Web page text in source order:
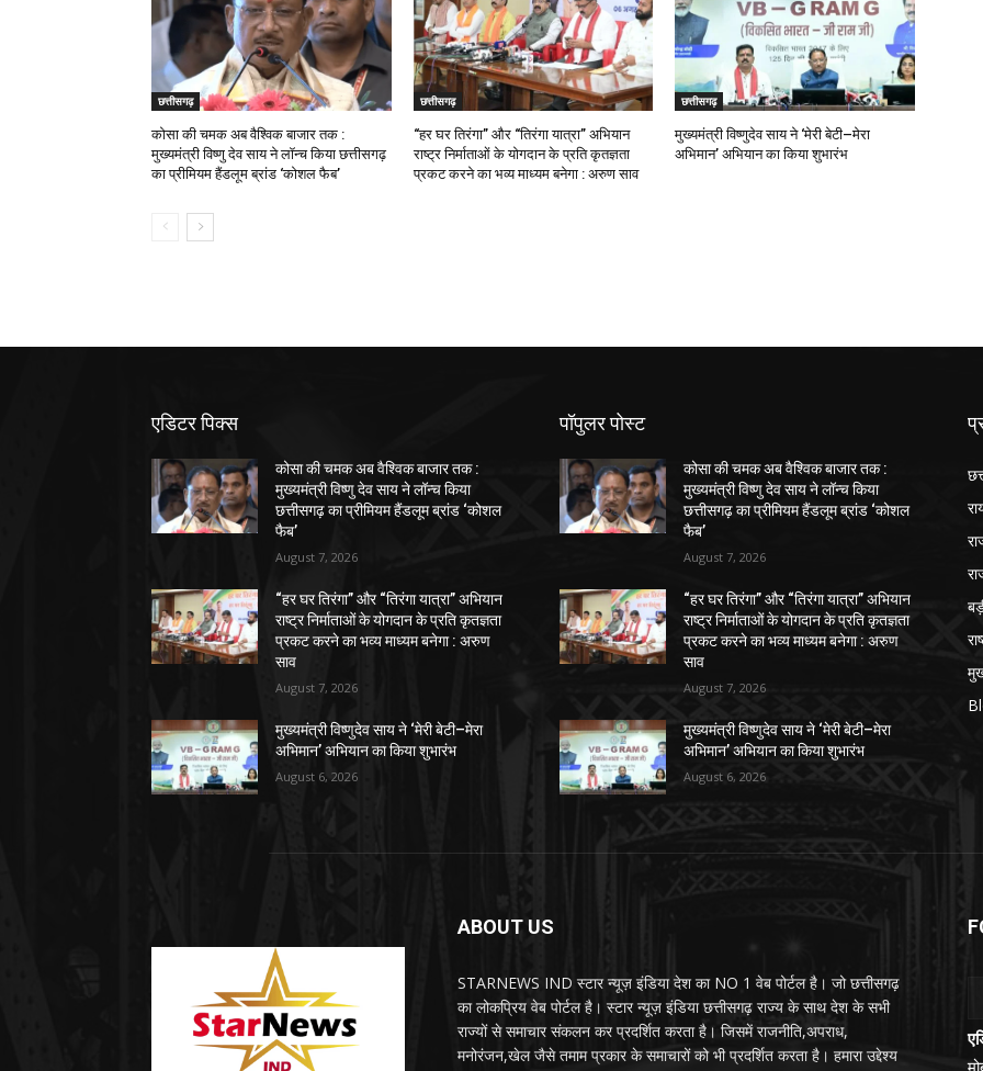
छत्तीसगढ़
कोसा की चमक अब वैश्विक बाजार तक :
मुख्यमंत्री विष्णु देव साय ने लॉन्च किया छत्तीसगढ़
का प्रीमियम हैंडलूम ब्रांड ‘कोशल फैब’
छत्तीसगढ़
“हर घर तिरंगा” और “तिरंगा यात्रा” अभियान
राष्ट्र निर्माताओं के योगदान के प्रति कृतज्ञता
प्रकट करने का भव्य माध्यम बनेगा : अरुण साव
छत्तीसगढ़
मुख्यमंत्री विष्णुदेव साय ने ‘मेरी बेटी–मेरा
अभिमान’ अभियान का किया शुभारंभ
एडिटर पिक्स
कोसा की चमक अब वैश्विक बाजार तक :
मुख्यमंत्री विष्णु देव साय ने लॉन्च किया
छत्तीसगढ़ का प्रीमियम हैंडलूम ब्रांड ‘कोशल
फैब’
August 7, 2026
“हर घर तिरंगा” और “तिरंगा यात्रा” अभियान
राष्ट्र निर्माताओं के योगदान के प्रति कृतज्ञता
प्रकट करने का भव्य माध्यम बनेगा : अरुण
साव
August 7, 2026
मुख्यमंत्री विष्णुदेव साय ने ‘मेरी बेटी–मेरा
अभिमान’ अभियान का किया शुभारंभ
August 6, 2026
पॉपुलर पोस्ट
कोसा की चमक अब वैश्विक बाजार तक :
मुख्यमंत्री विष्णु देव साय ने लॉन्च किया
छत्तीसगढ़ का प्रीमियम हैंडलूम ब्रांड ‘कोशल
फैब’
August 7, 2026
“हर घर तिरंगा” और “तिरंगा यात्रा” अभियान
राष्ट्र निर्माताओं के योगदान के प्रति कृतज्ञता
प्रकट करने का भव्य माध्यम बनेगा : अरुण
साव
August 7, 2026
मुख्यमंत्री विष्णुदेव साय ने ‘मेरी बेटी–मेरा
अभिमान’ अभियान का किया शुभारंभ
August 6, 2026
ABOUT US
STARNEWS IND स्टार न्यूज़ इंडिया देश का NO 1 वेब पोर्टल है। जो छत्तीसगढ़
का लोकप्रिय वेब पोर्टल है। स्टार न्यूज़ इंडिया छत्तीसगढ़ राज्य के साथ देश के सभी
राज्यों से समाचार संकलन कर प्रदर्शित करता है। जिसमें राजनीति,अपराध,
मनोरंजन,खेल जैसे तमाम प्रकार के समाचारों को भी प्रदर्शित करता है। हमारा उद्देश्य